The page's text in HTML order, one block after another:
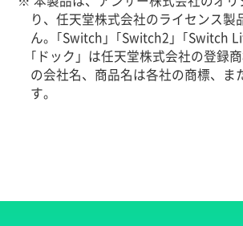
り、任天堂株式会社のライセンス製
ん。｢Switch」｢Switch2」｢Switch
｢ドック」は任天堂株式会社の登録
の会社名、商品名は各社の商標、ま
す。